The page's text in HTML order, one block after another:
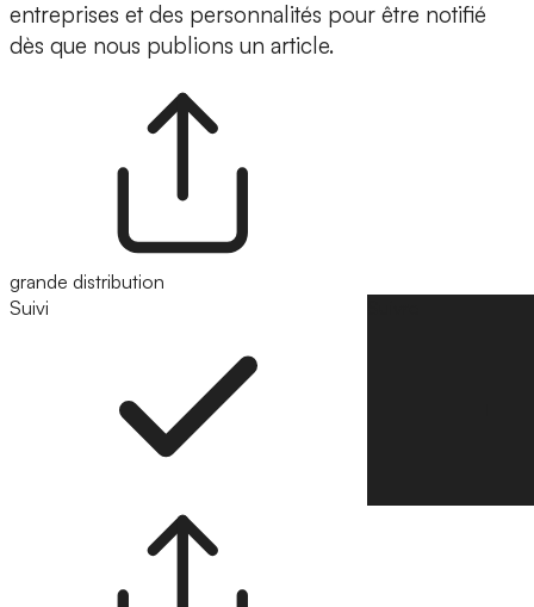
entreprises et des personnalités pour être notifié
dès que nous publions un article.
grande distribution
Suivi